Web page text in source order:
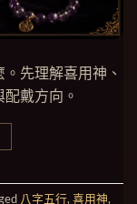
先理解喜用神、
戴方向。
八字五行,喜用神,